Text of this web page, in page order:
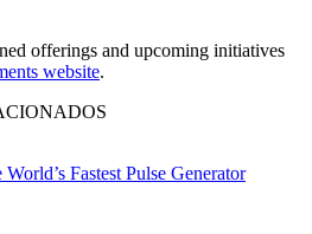
offerings and upcoming initiatives
website.
Fastest Pulse Generator